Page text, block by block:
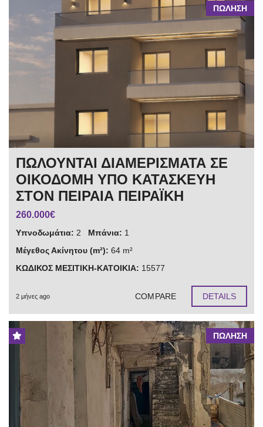
ΠΩΛΗΣΗ
ΠΩΛΟΥΝΤΑΙ ΔΙΑΜΕΡΙΣΜΑΤΑ ΣΕ
ΟΙΚΟΔΟΜΗ ΥΠΟ ΚΑΤΑΣΚΕΥΗ
ΣΤΟΝ ΠΕΙΡΑΙΑ ΠΕΙΡΑΪΚΗ
260.000€
Υπνοδωμάτια: 2 Μπάνια: 1
Μέγεθος Ακίνητου (m²): 64 m²
ΚΩΔΙΚΟΣ ΜΕΣΙΤΙΚΗ-ΚΑΤΟΙΚΙΑ: 15577
2 μήνες ago COMPARE DETAILS
ΠΩΛΗΣΗ